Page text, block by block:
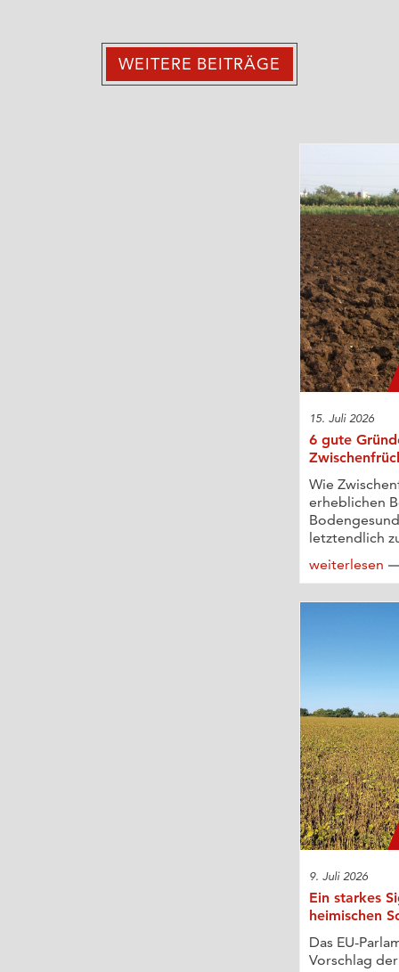
WEITERE BEITRÄGE
15. Juli 2026
6 gute
Wie
erheblichen
letztendlich
weiterlesen
9. Juli 2026
Ein starkes
heimischen
Das EU-
Vorschlag